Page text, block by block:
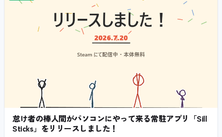
怠け者の棒人間がパソコンにやって来る常駐アプリ「Sill
Sticks」をリリースしました！